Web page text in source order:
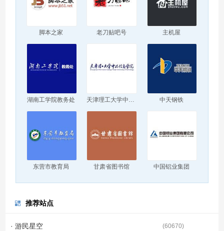
脚本之家 老刀贴吧号 主机屋
湖南工学院教务处 中天钢铁
东营市教育局 甘肃省图书馆 中国铝业集团
推荐站点
· 游民星空 (60670)